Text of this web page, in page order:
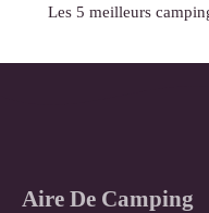
Les 5 meilleurs
Aire De Camping